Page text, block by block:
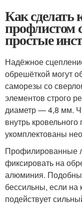
Как
профлистом
простые
Надёжное
обрешёткой могут
саморезы со
элементов строго
диаметр — 4,8 мм.
внутрь
укомплектованы
Профилированные
фиксировать на
алюминия.
бессильны, если на
подействует